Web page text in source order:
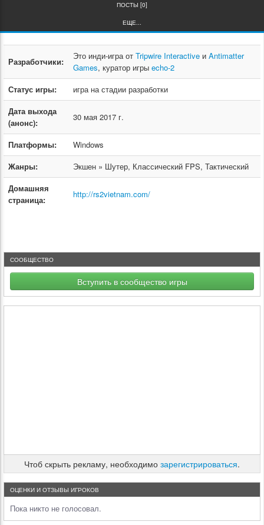
ПОСТЫ [0]
ЕЩЕ...
Разработчики:
Это инди-игра от Tripwire Interactive и Antimatter
Games, куратор игры echo-2
Статус игры:
игра на стадии разработки
Дата выхода
(анонс):
30 мая 2017 г.
Платформы:
Windows
Жанры:
Экшен » Шутер, Классический FPS, Тактический
Домашняя
страница:
http://rs2vietnam.com/
СООБЩЕСТВО
Вступить в сообщество игры
Чтоб скрыть рекламу, необходимо зарегистрироваться.
ОЦЕНКИ И ОТЗЫВЫ ИГРОКОВ
Пока никто не голосовал.